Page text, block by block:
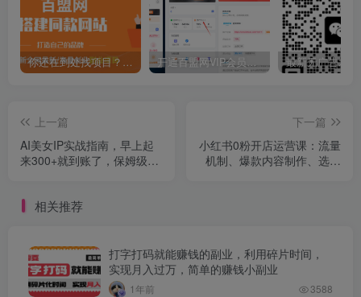
你还在到处找项目？还在当韭菜？我靠卖项目一个月收入5万+，曾经我也是个失败者。 开通百盟网VIP会员，尊享全站资源免费下载，享70%的推广提成！！【限时五折优惠】
上一篇
AI美女IP实战指南，早上起
来300+就到账了，保姆级教
下一篇
小红书0粉开店运营课：流量
机制、爆款内容制作、选品
相关推荐
打字打码就能赚钱的副业，利用碎片时间，
实现月入过万，简单的赚钱小副业
1年前 3588